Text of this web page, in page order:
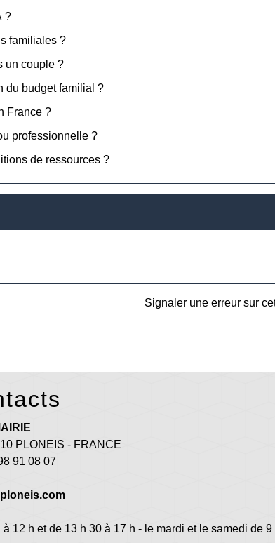
?
familiales ?
un couple ?
du budget familial ?
France ?
professionnelle ?
de ressources ?
Signaler une erreur sur
PLONEIS - FRANCE
91 08 07
12 h et de 13 h 30 à 17 h - le mardi et le samedi de 9